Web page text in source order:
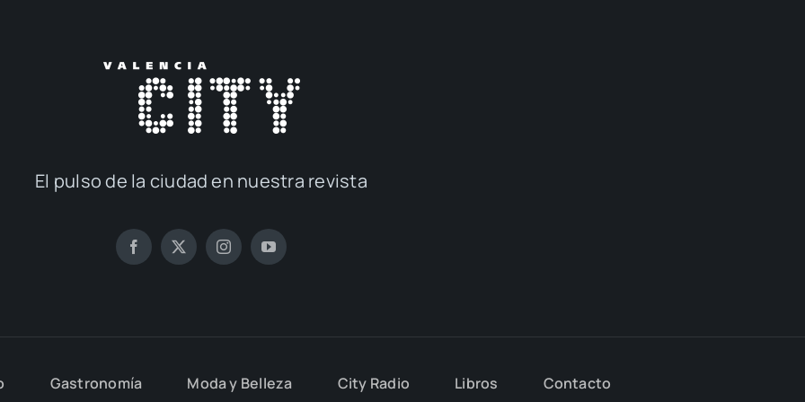
El pul­so de la ciu­dad en nues­tra revis­ta
Gas­tro­no­mía Moda y Belle­za City Radio Libros Con­tac­to